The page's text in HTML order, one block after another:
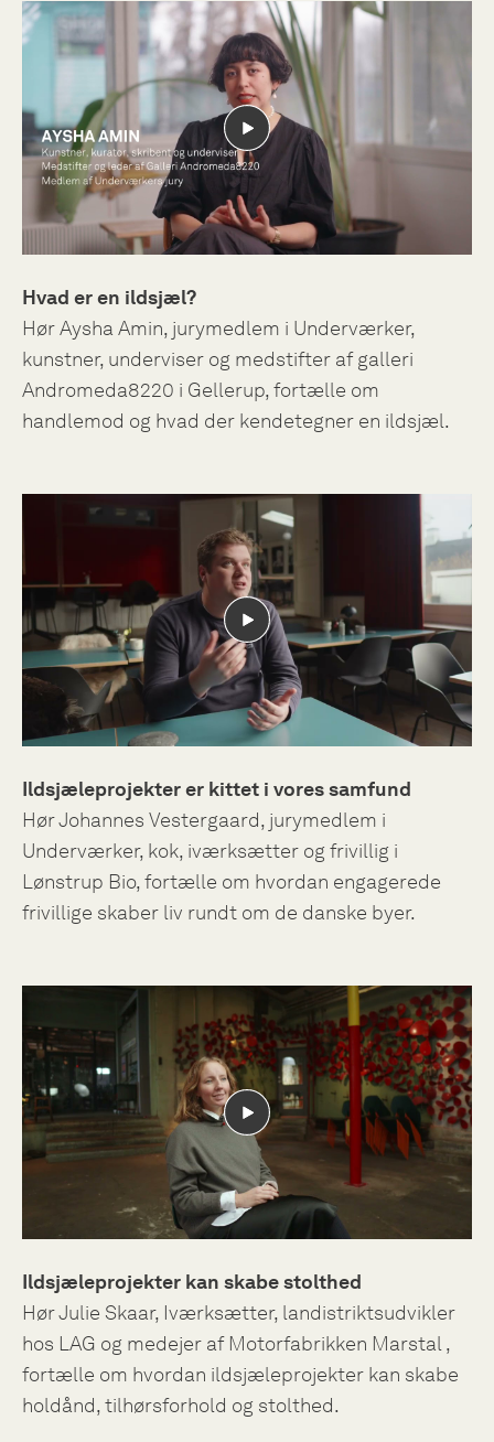
Hvad er en ildsjæl?
Hør Aysha Amin, jurymedlem i Underværker,
kunstner, underviser og medstifter af galleri
Andromeda8220 i Gellerup, fortælle om
handlemod og hvad der kendetegner en ildsjæl.
Ildsjæleprojekter er kittet i vores samfund
Hør Johannes Vestergaard, jurymedlem i
Underværker, kok, iværksætter og frivillig i
Lønstrup Bio, fortælle om hvordan engagerede
frivillige skaber liv rundt om de danske byer.
Ildsjæleprojekter kan skabe stolthed
Hør Julie Skaar, Iværksætter, landistriktsudvikler
hos LAG og medejer af Motorfabrikken Marstal ,
fortælle om hvordan ildsjæleprojekter kan skabe
holdånd, tilhørsforhold og stolthed.